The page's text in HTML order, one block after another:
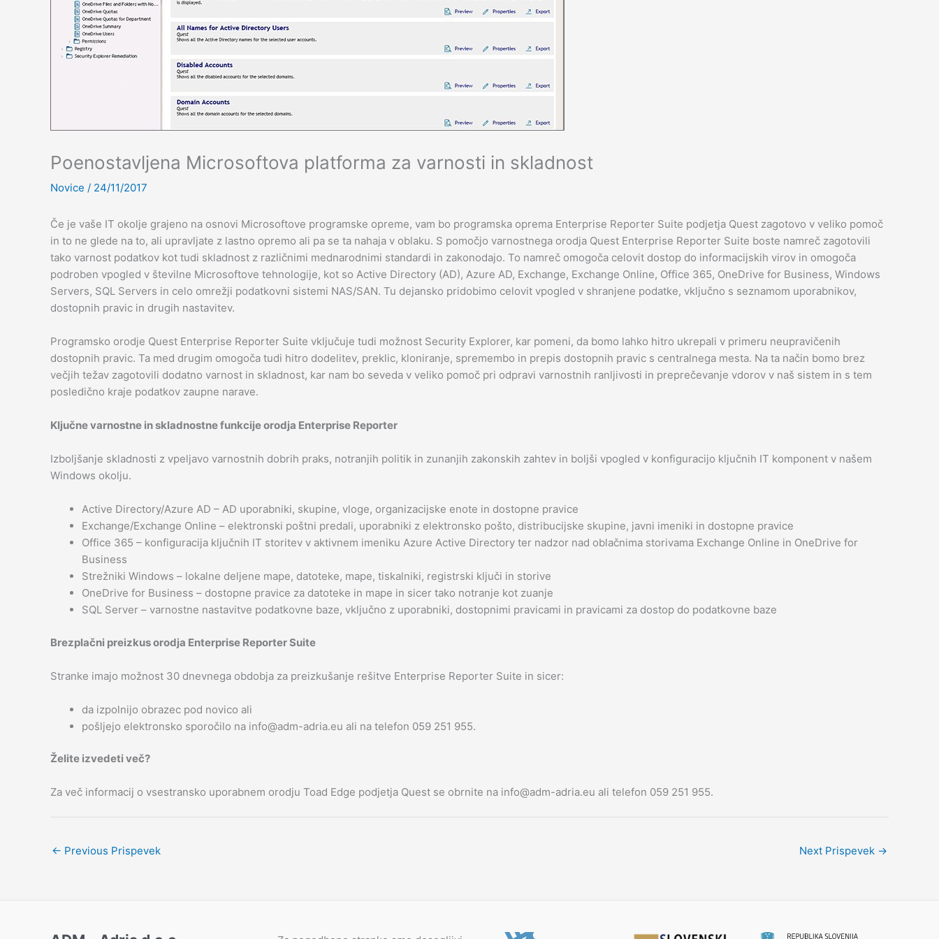
Poenostavljena Microsoftova platforma za varnosti in skladnost
Novice / 24/11/2017
Če je vaše IT okolje grajeno na osnovi Microsoftove programske opreme, vam bo programska oprema Enterprise Reporter Suite podjetja Quest zagotovo v veliko pomoč
in to ne glede na to, ali upravljate z lastno opremo ali pa se ta nahaja v oblaku. S pomočjo varnostnega orodja Quest Enterprise Reporter Suite boste namreč zagotovili
tako varnost podatkov kot tudi skladnost z različnimi mednarodnimi standardi in zakonodajo. To namreč omogoča celovit dostop do informacijskih virov in omogoča
podroben vpogled v številne Microsoftove tehnologije, kot so Active Directory (AD), Azure AD, Exchange, Exchange Online, Office 365, OneDrive for Business, Windows
Servers, SQL Servers in celo omrežji podatkovni sistemi NAS/SAN. Tu dejansko pridobimo celovit vpogled v shranjene podatke, vključno s seznamom uporabnikov,
dostopnih pravic in drugih nastavitev.
Programsko orodje Quest Enterprise Reporter Suite vključuje tudi možnost Security Explorer, kar pomeni, da bomo lahko hitro ukrepali v primeru neupravičenih
dostopnih pravic. Ta med drugim omogoča tudi hitro dodelitev, preklic, kloniranje, spremembo in prepis dostopnih pravic s centralnega mesta. Na ta način bomo brez
večjih težav zagotovili dodatno varnost in skladnost, kar nam bo seveda v veliko pomoč pri odpravi varnostnih ranljivosti in preprečevanje vdorov v naš sistem in s tem
posledično kraje podatkov zaupne narave.
Ključne varnostne in skladnostne funkcije orodja Enterprise Reporter
Izboljšanje skladnosti z vpeljavo varnostnih dobrih praks, notranjih politik in zunanjih zakonskih zahtev in boljši vpogled v konfiguracijo ključnih IT komponent v našem
Windows okolju.
Active Directory/Azure AD – AD uporabniki, skupine, vloge, organizacijske enote in dostopne pravice
Exchange/Exchange Online – elektronski poštni predali, uporabniki z elektronsko pošto, distribucijske skupine, javni imeniki in dostopne pravice
Office 365 – konfiguracija ključnih IT storitev v aktivnem imeniku Azure Active Directory ter nadzor nad oblačnima storivama Exchange Online in OneDrive for
Business
Strežniki Windows – lokalne deljene mape, datoteke, mape, tiskalniki, registrski ključi in storive
OneDrive for Business – dostopne pravice za datoteke in mape in sicer tako notranje kot zuanje
SQL Server – varnostne nastavitve podatkovne baze, vključno z uporabniki, dostopnimi pravicami in pravicami za dostop do podatkovne baze
Brezplačni preizkus orodja Enterprise Reporter Suite
Stranke imajo možnost 30 dnevnega obdobja za preizkušanje rešitve Enterprise Reporter Suite in sicer:
da izpolnijo obrazec pod novico ali
pošljejo elektronsko sporočilo na info@adm-adria.eu ali na telefon 059 251 955.
Želite izvedeti več?
Za več informacij o vsestransko uporabnem orodju Toad Edge podjetja Quest se obrnite na info@adm-adria.eu ali telefon 059 251 955.
← Previous Prispevek Next Prispevek →